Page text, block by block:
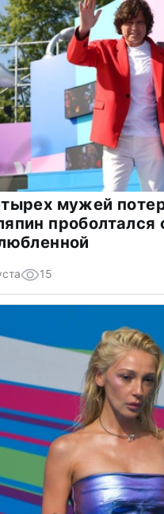
мужей
проболтался
15